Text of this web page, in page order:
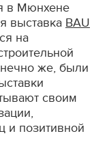
в Мюнхене
выставка BAU
на
же, были
своим
и позитивной